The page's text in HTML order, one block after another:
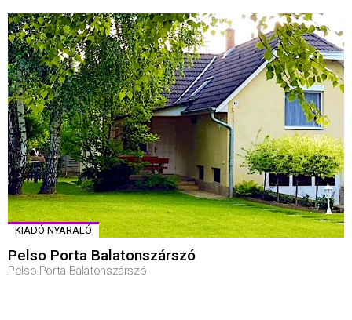
KIADÓ NYARALÓ
Pelso Porta Balatonszárszó
Pelso Porta Balatonszárszó